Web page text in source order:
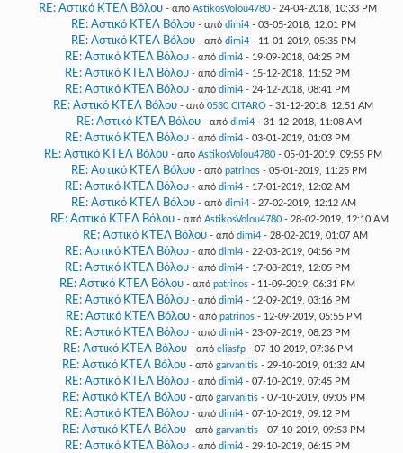
RE: Αστικό ΚΤΕΛ Βόλου - από AstikosVolou4780- 24-04-2018, 10:33 PM
RE: Αστικό ΚΤΕΛ Βόλου - από dimi4- 03-05-2018, 12:01 PM
RE: Αστικό ΚΤΕΛ Βόλου - από dimi4- 11-01-2019, 05:35 PM
RE: Αστικό ΚΤΕΛ Βόλου - από dimi4 - 19-09-2018, 04:25 PM
RE: Αστικό ΚΤΕΛ Βόλου - από dimi4 - 15-12-2018, 11:52 PM
RE: Αστικό ΚΤΕΛ Βόλου - από dimi4 - 24-12-2018, 08:41 PM
RE: Αστικό ΚΤΕΛ Βόλου - από 0530 CITARO - 31-12-2018, 12:51 AM
RE: Αστικό ΚΤΕΛ Βόλου - από dimi4 - 31-12-2018, 11:08 AM
RE: Αστικό ΚΤΕΛ Βόλου - από dimi4 - 03-01-2019, 01:03 PM
RE: Αστικό ΚΤΕΛ Βόλου - από AstikosVolou4780 - 05-01-2019, 09:55 PM
RE: Αστικό ΚΤΕΛ Βόλου - από patrinos - 05-01-2019, 11:25 PM
RE: Αστικό ΚΤΕΛ Βόλου - από dimi4 - 17-01-2019, 12:02 AM
RE: Αστικό ΚΤΕΛ Βόλου - από dimi4- 27-02-2019, 12:12 AM
RE: Αστικό ΚΤΕΛ Βόλου - από AstikosVolou4780- 28-02-2019, 12:10 AM
RE: Αστικό ΚΤΕΛ Βόλου - από dimi4- 28-02-2019, 01:07 AM
RE: Αστικό ΚΤΕΛ Βόλου - από dimi4 - 22-03-2019, 04:56 PM
RE: Αστικό ΚΤΕΛ Βόλου - από dimi4 - 17-08-2019, 12:05 PM
RE: Αστικό ΚΤΕΛ Βόλου - από patrinos - 11-09-2019, 06:31 PM
RE: Αστικό ΚΤΕΛ Βόλου - από dimi4 - 12-09-2019, 03:16 PM
RE: Αστικό ΚΤΕΛ Βόλου - από patrinos- 12-09-2019, 05:55 PM
RE: Αστικό ΚΤΕΛ Βόλου - από dimi4 - 23-09-2019, 08:23 PM
RE: Αστικό ΚΤΕΛ Βόλου - από eliasfp- 07-10-2019, 07:36 PM
RE: Αστικό ΚΤΕΛ Βόλου - από garvanitis- 29-10-2019, 01:32 AM
RE: Αστικό ΚΤΕΛ Βόλου - από dimi4 - 07-10-2019, 07:45 PM
RE: Αστικό ΚΤΕΛ Βόλου - από garvanitis- 07-10-2019, 09:05 PM
RE: Αστικό ΚΤΕΛ Βόλου - από dimi4 - 07-10-2019, 09:12 PM
RE: Αστικό ΚΤΕΛ Βόλου - από garvanitis- 07-10-2019, 09:53 PM
RE: Αστικό ΚΤΕΛ Βόλου - από dimi4 - 29-10-2019, 06:15 PM